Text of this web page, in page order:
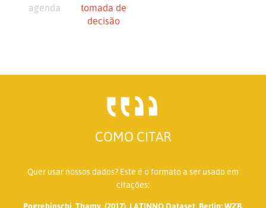
agenda
tomada de
decisão
COMO CITAR
Quer usar nossos dados? Este é o formato a ser usado em
citações:
Pogrebinschi, Thamy. (2017). LATINNO Dataset. Berlin: WZB.